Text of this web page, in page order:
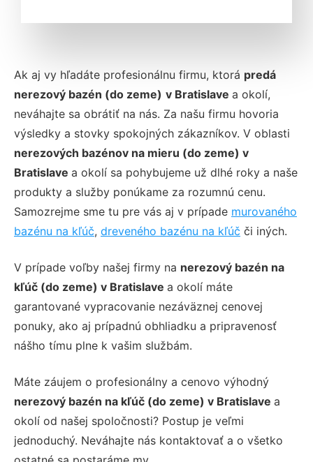
Ak aj vy hľadáte profesionálnu firmu, ktorá predá
nerezový bazén (do zeme) v Bratislave a okolí,
neváhajte sa obrátiť na nás. Za našu firmu hovoria
výsledky a stovky spokojných zákazníkov. V oblasti
nerezových bazénov na mieru (do zeme) v
Bratislave a okolí sa pohybujeme už dlhé roky a naše
produkty a služby ponúkame za rozumnú cenu.
Samozrejme sme tu pre vás aj v prípade murovaného
bazénu na kľúč, dreveného bazénu na kľúč či iných.
V prípade voľby našej firmy na nerezový bazén na
kľúč (do zeme) v Bratislave a okolí máte
garantované vypracovanie nezáväznej cenovej
ponuky, ako aj prípadnú obhliadku a pripravenosť
nášho tímu plne k vašim službám.
Máte záujem o profesionálny a cenovo výhodný
nerezový bazén na kľúč (do zeme) v Bratislave a
okolí od našej spoločnosti? Postup je veľmi
jednoduchý. Neváhajte nás kontaktovať a o všetko